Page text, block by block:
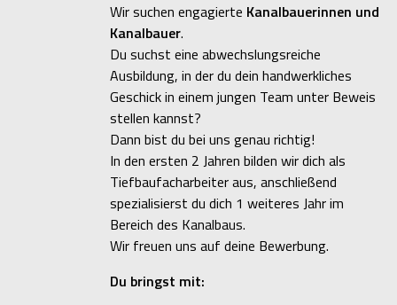
Wir suchen engagierte Kanalbauerinnen und
Kanalbauer.
Du suchst eine abwechslungsreiche
Ausbildung, in der du dein handwerkliches
Geschick in einem jungen Team unter Beweis
stellen kannst?
Dann bist du bei uns genau richtig!
In den ersten 2 Jahren bilden wir dich als
Tiefbaufacharbeiter aus, anschließend
spezialisierst du dich 1 weiteres Jahr im
Bereich des Kanalbaus.
Wir freuen uns auf deine Bewerbung.
Du bringst mit: